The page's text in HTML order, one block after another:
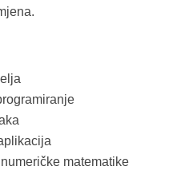
matematike